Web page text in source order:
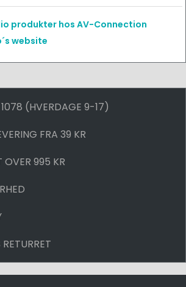
produkter hos AV-Connection
website
(HVERDAGE 9-17)
FRA 39 KR
OVER 995 KR